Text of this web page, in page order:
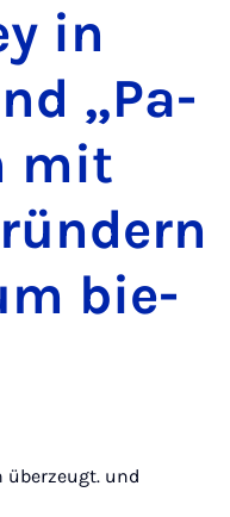
in
„Pa­
mit
bie­
überzeugt. und